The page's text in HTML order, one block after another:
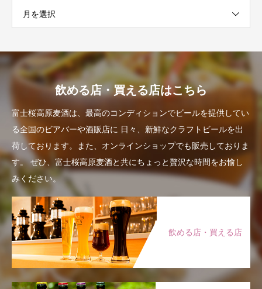
月を選択
飲める店・買える店はこちら
富士桜高原麦酒は、最高のコンディションでビールを提供してい
る全国のビアバーや酒販店に 日々、新鮮なクラフトビールを出
荷しております。また、オンラインショップでも販売しておりま
す。ぜひ、富士桜高原麦酒と共にちょっと贅沢な時間をお愉し
みください。
飲める店・買える店